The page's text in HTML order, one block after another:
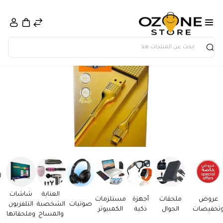
بحث
عروض
ملحقات
الجوال
أجهزة
ذكية
مستلزمات
الكمبيوتر
صوتيات
العناية
الشخصية
والمساج
شاشات
التلفزيون
وملحقاتها